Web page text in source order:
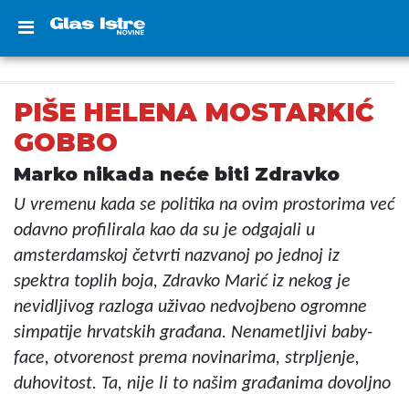
PIŠE HELENA MOSTARKIĆ
GOBBO
Marko nikada neće biti Zdravko
U vremenu kada se politika na ovim prostorima već
odavno profilirala kao da su je odgajali u
amsterdamskoj četvrti nazvanoj po jednoj iz
spektra toplih boja, Zdravko Marić iz nekog je
nevidljivog razloga uživao nedvojbeno ogromne
simpatije hrvatskih građana. Nenametljivi baby-
face, otvorenost prema novinarima, strpljenje,
duhovitost. Ta, nije li to našim građanima dovoljno